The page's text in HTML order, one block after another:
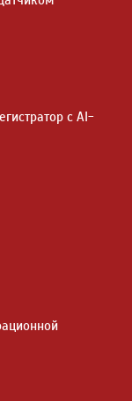
с AI-